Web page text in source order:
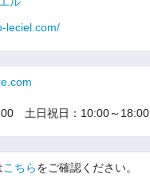
leciel.com/
土日祝日：10:00～18:00
こちらをご確認ください。